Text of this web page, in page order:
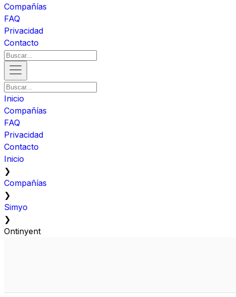
Compañías
FAQ
Privacidad
Contacto
Inicio
Compañías
FAQ
Privacidad
Contacto
Inicio
❯
Compañías
❯
Simyo
❯
Ontinyent